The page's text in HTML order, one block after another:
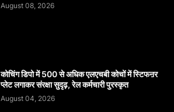
August 08, 2026
कोचिंग डिपो में 500 से अधिक एलएचबी कोचों में स्टिफऩर
प्लेट लगाकर संरक्षा सुदृढ़, रेल कर्मचारी पुरस्कृत
August 04, 2026